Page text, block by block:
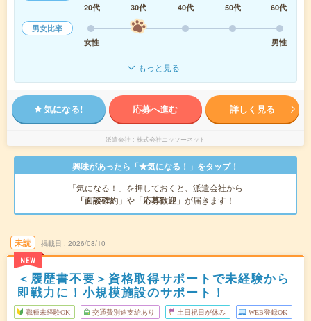
20代
30代 40代 50代
60代
男女比率
女性
男性
もっと見る
気になる! 応募へ進む 詳しく見る
派遣会社 株式会社ニッソーネット
興味があったら「★気になる！」をタップ！
「気になる！」を押しておくと、派遣会社から
「面談確約」 や 「応募歓迎」 が届きます！
未読
NEW
掲載日 2026/08/10
＜履歴書不要＞資格取得サポートで未経験から
即戦力に！小規模施設のサポート！
職種未経験OK 交通費別途支給あり 土日祝日が休み WEB登録OK